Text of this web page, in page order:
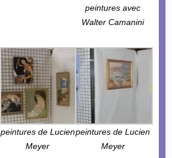
peintures avec
Walter Camanini
peintures de Lucien
Meyer
peintures de Lucien
Meyer